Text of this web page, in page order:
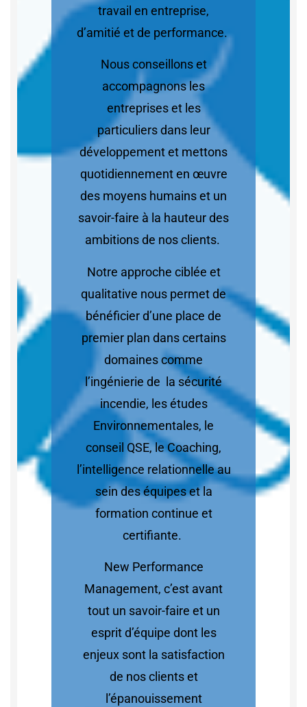
travail en entreprise,
d’amitié et de performance.
Nous conseillons et
accompagnons les
entreprises et les
particuliers dans leur
développement et mettons
quotidiennement en œuvre
des moyens humains et un
savoir-faire à la hauteur des
ambitions de nos clients.
Notre approche ciblée et
qualitative nous permet de
bénéficier d’une place de
premier plan dans certains
domaines comme
l’ingénierie de la sécurité
incendie, les études
Environnementales, le
conseil QSE, le Coaching,
l’intelligence relationnelle au
sein des équipes et la
formation continue et
certifiante.
New Performance
Management, c’est avant
tout un savoir-faire et un
esprit d’équipe dont les
enjeux sont la satisfaction
de nos clients et
l’épanouissement